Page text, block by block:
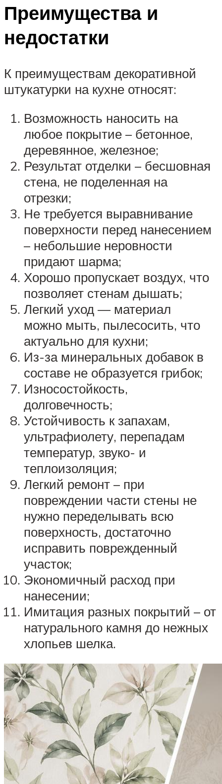
Преимущества и
недостатки
К преимуществам декоративной
штукатурки на кухне относят:
Возможность наносить на
любое покрытие – бетонное,
деревянное, железное;
Результат отделки – бесшовная
стена, не поделенная на
отрезки;
Не требуется выравнивание
поверхности перед нанесением
– небольшие неровности
придают шарма;
Хорошо пропускает воздух, что
позволяет стенам дышать;
Легкий уход — материал
можно мыть, пылесосить, что
актуально для кухни;
Из-за минеральных добавок в
составе не образуется грибок;
Износостойкость,
долговечность;
Устойчивость к запахам,
ультрафиолету, перепадам
температур, звуко- и
теплоизоляция;
Легкий ремонт – при
повреждении части стены не
нужно переделывать всю
поверхность, достаточно
исправить поврежденный
участок;
Экономичный расход при
нанесении;
Имитация разных покрытий – от
натурального камня до нежных
хлопьев шелка.